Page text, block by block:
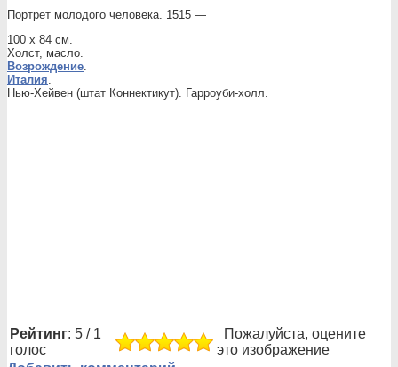
Портрет молодого человека. 1515 —
100 x 84 см.
Холст, масло.
Возрождение.
Италия.
Нью-Хейвен (штат Коннектикут). Гарроуби-холл.
Рейтинг: 5 / 1
голос
Пожалуйста, оцените
это изображение